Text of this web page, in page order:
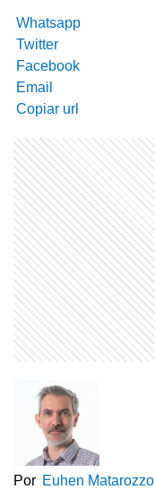
Whatsapp
Twitter
Facebook
Email
Copiar url
Por Euhen Matarozzo